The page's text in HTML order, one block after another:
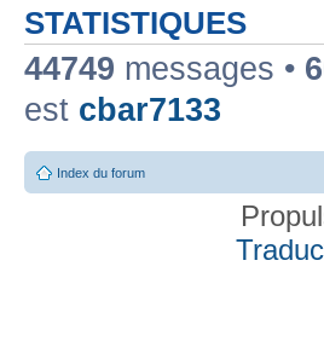
STATISTIQUES
44749 messages •
est cbar7133
Index du forum